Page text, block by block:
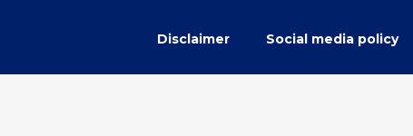
Disclaimer Social media policy